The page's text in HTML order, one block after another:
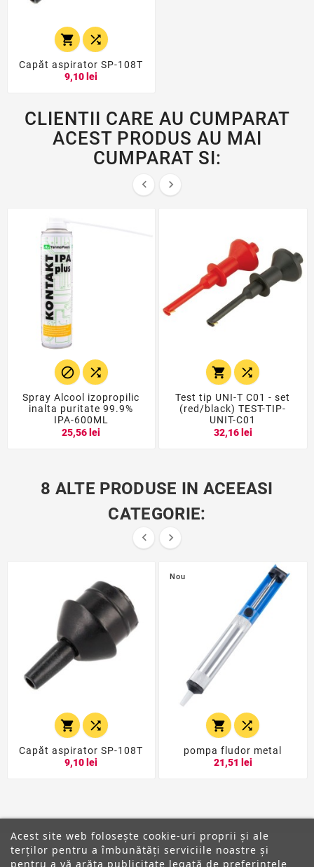
 
Capăt aspirator SP-108T
9,10 lei
CLIENTII CARE AU CUMPARAT
ACEST PRODUS AU MAI
CUMPARAT SI:
 
 
Spray Alcool izopropilic
inalta puritate 99.9%
IPA-600ML
25,56 lei
 
Test tip UNI-T C01 - set
(red/black) TEST-TIP-
UNIT-C01
32,16 lei
8 ALTE PRODUSE IN ACEEASI
CATEGORIE:
 
 
Capăt aspirator SP-108T
9,10 lei
Nou
 
pompa fludor metal
21,51 lei
Acest site web folosește cookie-uri proprii și ale
terților pentru a îmbunătăți serviciile noastre și
pentru a vă arăta publicitate legată de preferințele